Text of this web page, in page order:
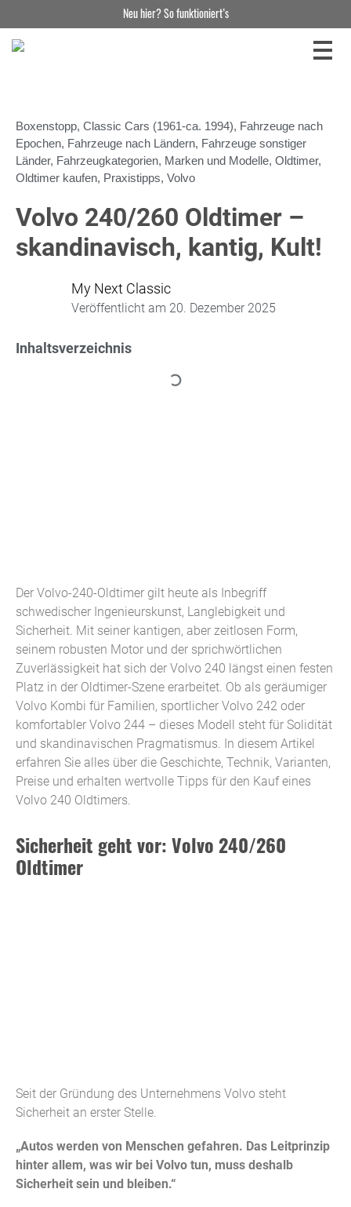
Boxenstopp, Classic Cars (1961-ca. 1994), Fahrzeuge nach
Epochen, Fahrzeuge nach Ländern, Fahrzeuge sonstiger
Länder, Fahrzeugkategorien, Marken und Modelle, Oldtimer,
Oldtimer kaufen, Praxistipps, Volvo
Volvo 240/260 Oldtimer –
skandinavisch, kantig, Kult!
My Next Classic
Veröffentlicht am 20. Dezember 2025
Inhaltsverzeichnis
Der Volvo-240-Oldtimer gilt heute als Inbegriff
schwedischer Ingenieurskunst, Langlebigkeit und
Sicherheit. Mit seiner kantigen, aber zeitlosen Form,
seinem robusten Motor und der sprichwörtlichen
Zuverlässigkeit hat sich der Volvo 240 längst einen festen
Platz in der Oldtimer-Szene erarbeitet. Ob als geräumiger
Volvo Kombi für Familien, sportlicher Volvo 242 oder
komfortabler Volvo 244 – dieses Modell steht für Solidität
und skandinavischen Pragmatismus. In diesem Artikel
erfahren Sie alles über die Geschichte, Technik, Varianten,
Preise und erhalten wertvolle Tipps für den Kauf eines
Volvo 240 Oldtimers.
Sicherheit geht vor: Volvo 240/260
Oldtimer
Seit der Gründung des Unternehmens Volvo steht
Sicherheit an erster Stelle.
„Autos werden von Menschen gefahren. Das Leitprinzip
hinter allem, was wir bei Volvo tun, muss deshalb
Sicherheit sein und bleiben.“
Neu hier? So funktioniert’s